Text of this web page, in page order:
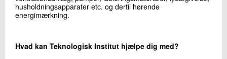
husholdningsapparater etc. og dertil hørende
energimærkning.
Hvad kan Teknologisk Institut hjælpe dig med?